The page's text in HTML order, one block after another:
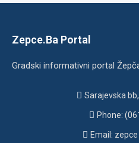
Zepce.Ba Portal
Gradski informativni portal
Sarajevska
Phone:
Email: